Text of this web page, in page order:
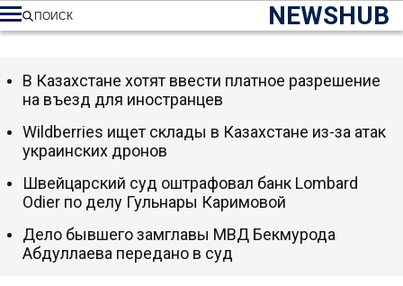
NEWSHUB
ПОИСК
В Казахстане хотят ввести платное разрешение
на въезд для иностранцев
Wildberries ищет склады в Казахстане из-за атак
украинских дронов
Швейцарский суд оштрафовал банк Lombard
Odier по делу Гульнары Каримовой
Дело бывшего замглавы МВД Бекмурода
Абдуллаева передано в суд